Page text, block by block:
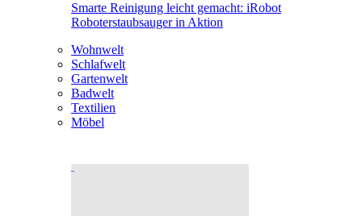
Smarte Reinigung leicht gemacht: iRobot
Roboterstaubsauger in Aktion
Wohnwelt
Schlafwelt
Gartenwelt
Badwelt
Textilien
Möbel